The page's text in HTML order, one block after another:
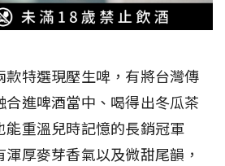
款特選現壓生啤，有將台灣傳
進啤酒當中、喝得出冬瓜茶
能重溫兒時記憶的長銷冠軍
渾厚麥芽香氣以及微甜尾韻，